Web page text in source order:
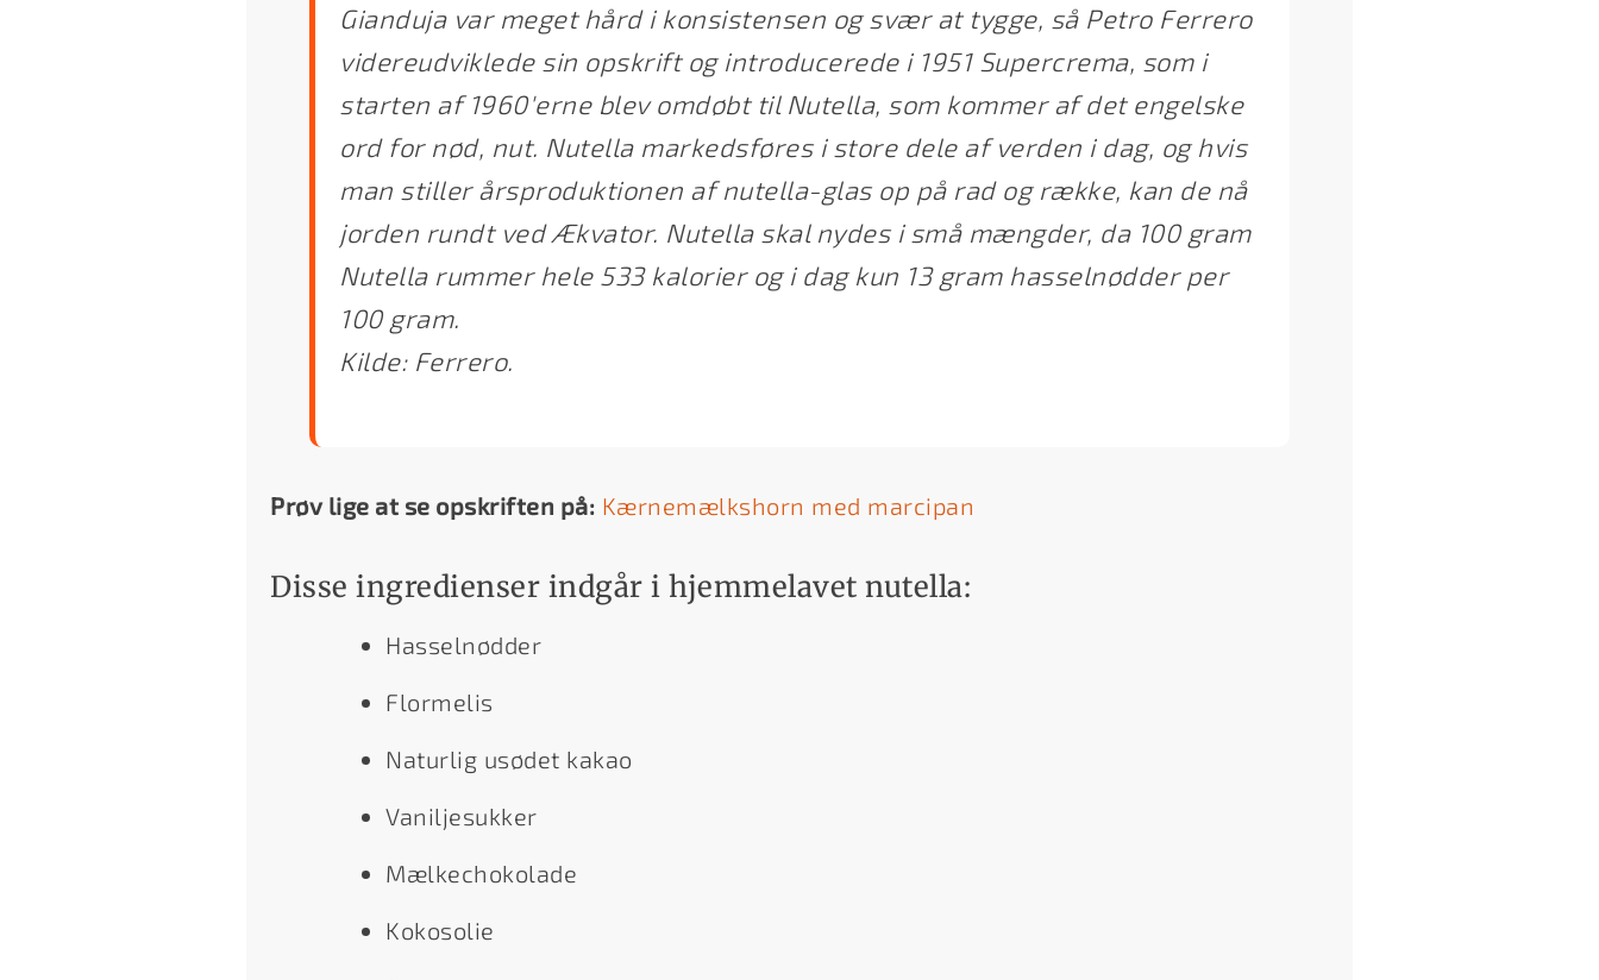
Gianduja var meget hård i konsistensen og svær at tygge, så Petro Ferrero
videreudviklede sin opskrift og introducerede i 1951 Supercrema, som i
starten af 1960'erne blev omdøbt til Nutella, som kommer af det engelske
ord for nød, nut. Nutella markedsføres i store dele af verden i dag, og hvis
man stiller årsproduktionen af nutella-glas op på rad og række, kan de nå
jorden rundt ved Ækvator. Nutella skal nydes i små mængder, da 100 gram
Nutella rummer hele 533 kalorier og i dag kun 13 gram hasselnødder per
100 gram.
Kilde: Ferrero.
Prøv lige at se opskriften på: Kærnemælkshorn med marcipan
Disse ingredienser indgår i hjemmelavet nutella:
Hasselnødder
Flormelis
Naturlig usødet kakao
Vaniljesukker
Mælkechokolade
Kokosolie